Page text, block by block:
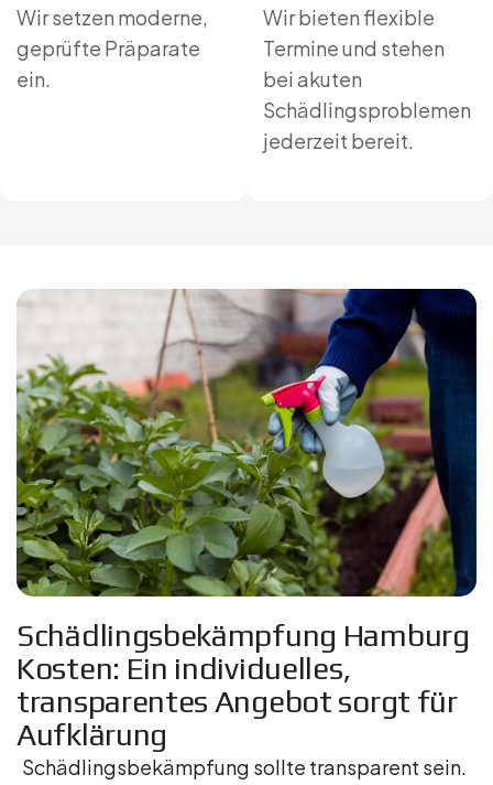
Wir setzen moderne,
geprüfte Präparate
ein.
Wir bieten flexible
Termine und stehen
bei akuten
Schädlingsproblemen
jederzeit bereit.
Schädlingsbekämpfung Hamburg
Kosten: Ein individuelles,
transparentes Angebot sorgt für
Aufklärung
Schädlingsbekämpfung sollte transparent sein.